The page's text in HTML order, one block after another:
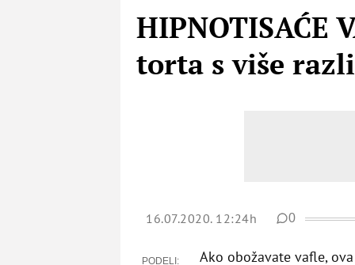
HIPNOTISAĆE
torta s više
16.07.2020. 12:24h 0
PODELI: Ako obožavate vafle,